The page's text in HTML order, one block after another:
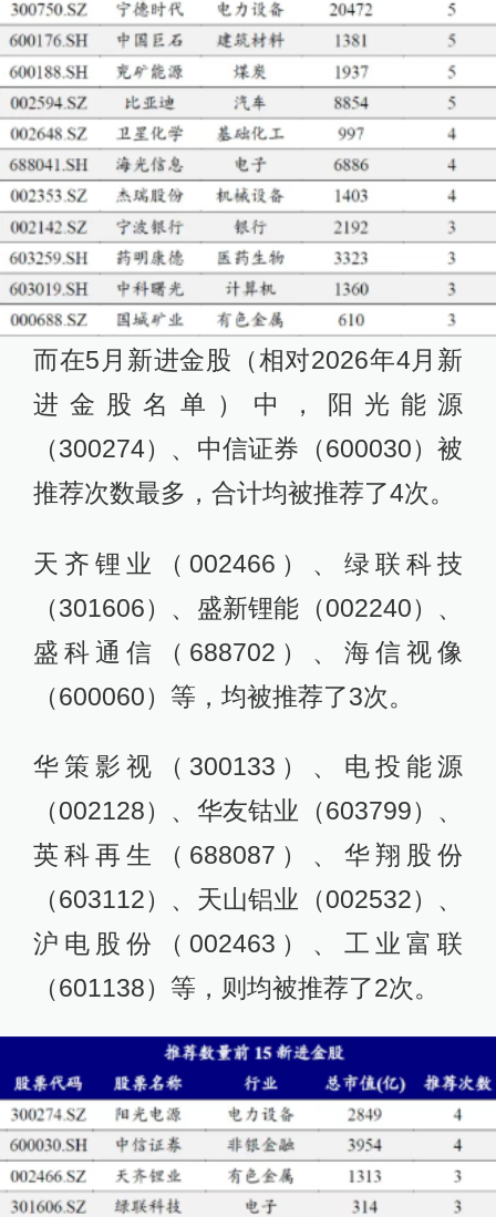
而在5月新进金股（相对2026年4月新
进金股名单）中，阳光能源
（300274）、中信证券（600030）被
推荐次数最多，合计均被推荐了4次。
天齐锂业（002466）、绿联科技
（301606）、盛新锂能（002240）、
盛科通信（688702）、海信视像
（600060）等，均被推荐了3次。
华策影视（300133）、电投能源
（002128）、华友钴业（603799）、
英科再生（688087）、华翔股份
（603112）、天山铝业（002532）、
沪电股份（002463）、工业富联
（601138）等，则均被推荐了2次。